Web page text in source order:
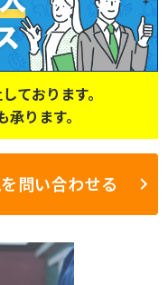
ております。
ります。
問い合わせる